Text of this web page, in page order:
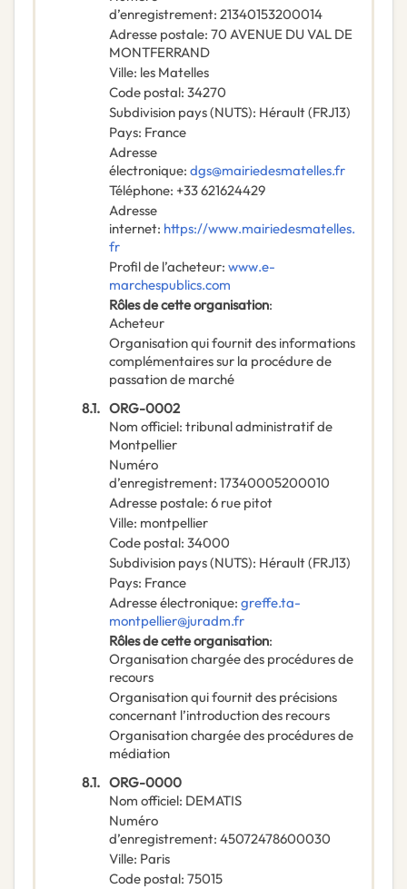
d’enregistrement: 21340153200014
Adresse postale: 70 AVENUE DU VAL DE
MONTFERRAND
Ville: les Matelles
Code postal: 34270
Subdivision pays (NUTS): Hérault(FRJ13)
Pays: France
Adresse
électronique: dgs@mairiedesmatelles.fr
Téléphone: +33 621624429
Adresse
internet: https://www.mairiedesmatelles.
fr
Profil de l’acheteur: www.e-
marchespublics.com
Rôles de cette organisation:
Acheteur
Organisation qui fournit des informations
complémentaires sur la procédure de
passation de marché
8.1. ORG-0002
Nom officiel: tribunal administratif de
Montpellier
Numéro
d’enregistrement: 17340005200010
Adresse postale: 6 rue pitot
Ville: montpellier
Code postal: 34000
Subdivision pays (NUTS): Hérault(FRJ13)
Pays: France
Adresse électronique: greffe.ta-
montpellier@juradm.fr
Rôles de cette organisation:
Organisation chargée des procédures de
recours
Organisation qui fournit des précisions
concernant l’introduction des recours
Organisation chargée des procédures de
médiation
8.1. ORG-0000
Nom officiel: DEMATIS
Numéro
d’enregistrement: 45072478600030
Ville: Paris
Code postal: 75015